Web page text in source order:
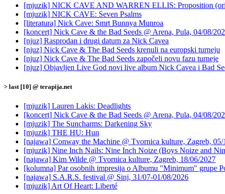
[mjuzik] NICK CAVE AND WARREN ELLIS: Proposition
[mjuzik] NICK CAVE: Seven Psalms
[literatura] Nick Cave: Smrt Bunnya Munroa
[koncert] Nick Cave & the Bad Seeds @ Arena, Pula, 04/08/
[njuz] Rasprodan i drugi datum za Nick Cavea
[njuz] Nick Cave & The Bad Seeds krenuli na europski turneju
[njuz] Nick Cave & The Bad Seeds započeli novu fazu turneje
[njuz] Objavljen Live God novi live album Nick Cavea i Bad
> last [10] @ terapija.net
[mjuzik] Lauren Lakis: Deadlights
[koncert] Nick Cave & the Bad Seeds @ Arena, Pula, 04/08/
[mjuzik] The Suncharms: Darkening Sky
[mjuzik] THE HU: Hun
[najawa] Conway the Machine @ Tvornica kulture, Zagreb, 05/
[mjuzik] Nine Inch Nails: Nine Inch Noize (Boys Noize and
[najawa] Kim Wilde @ Tvornica kulture, Zagreb, 18/06/2027
[kolumna] Par osobnih impresija o Albumu "Minimum" grupe
[najawa] S.A.R.S. festival @ Sinj, 31/07-01/08/2026
[mjuzik] Art Of Heart: Liberté